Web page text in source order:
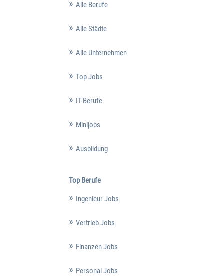
Alle Berufe
Alle Städte
Alle Unternehmen
Top Jobs
IT-Berufe
Minijobs
Ausbildung
Top Berufe
Ingenieur Jobs
Vertrieb Jobs
Finanzen Jobs
Personal Jobs